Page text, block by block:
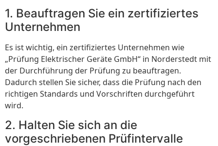
1. Beauftragen Sie ein zertifiziertes
Unternehmen
Es ist wichtig, ein zertifiziertes Unternehmen wie
„Prüfung Elektrischer Geräte GmbH“ in Norderstedt mit
der Durchführung der Prüfung zu beauftragen.
Dadurch stellen Sie sicher, dass die Prüfung nach den
richtigen Standards und Vorschriften durchgeführt
wird.
2. Halten Sie sich an die
vorgeschriebenen Prüfintervalle